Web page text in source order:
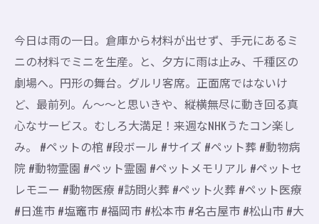
今日は雨の一日。倉庫から材料が出せず、手元にあるミ
ニの材料でミニを生産。と、夕方に雨は止み、千種区の
劇場へ。円形の舞台。グルリ客席。正面席ではないけ
ど、最前列。ん～～と思いきや、縦横無尽に動き回る真
心なサービス。むしろ大満足！来週なNHKうたコン楽し
み。 #ペットの棺 #段ボール #サイズ #ペット葬 #動物病
院 #動物霊園 #ペット霊園 #ペットメモリアル #ペットセ
レモニー #動物医療 #訪問火葬 #ペット火葬 #ペット医療
#日進市 #塩竈市 #福岡市 #松本市 #名古屋市 #松山市 #大